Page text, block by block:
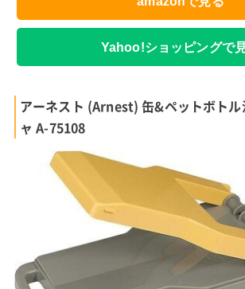
Yahoo!ショッピングで
アーネスト (Arnest) 缶&ペットボトル
ャ A-75108